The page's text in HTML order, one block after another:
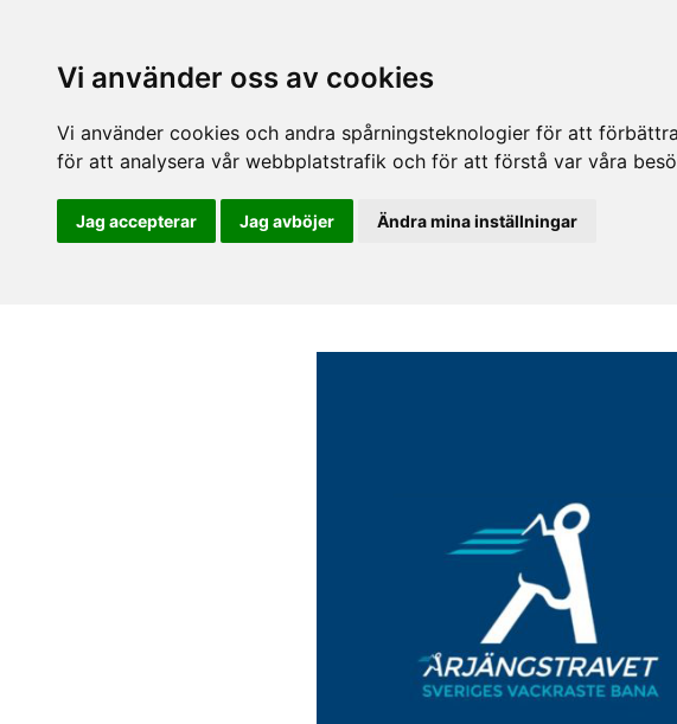
Vi använder oss av cookies
Vi använder cookies och andra spårningsteknologier för att
för att analysera vår webbplatstrafik och för att förstå var våra
Jag accepterar Jag avböjer Ändra mina inställningar